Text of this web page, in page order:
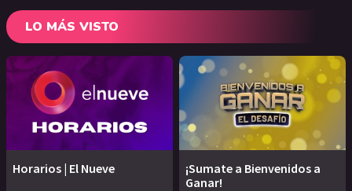
LO MÁS VISTO
Horarios | El Nueve
¡Sumate a Bienvenidos a
Ganar!